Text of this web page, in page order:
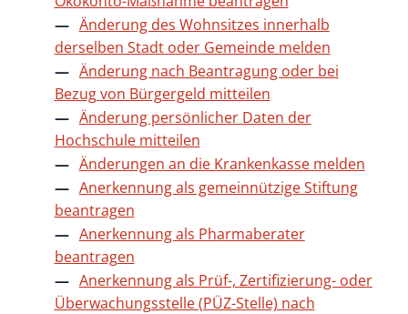
Änderung des Wohnsitzes innerhalb
derselben Stadt oder Gemeinde melden
Änderung nach Beantragung oder bei
Bezug von Bürgergeld mitteilen
Änderung persönlicher Daten der
Hochschule mitteilen
Änderungen an die Krankenkasse melden
Anerkennung als gemeinnützige Stiftung
beantragen
Anerkennung als Pharmaberater
beantragen
Anerkennung als Prüf-, Zertifizierung- oder
Überwachungsstelle (PÜZ-Stelle) nach